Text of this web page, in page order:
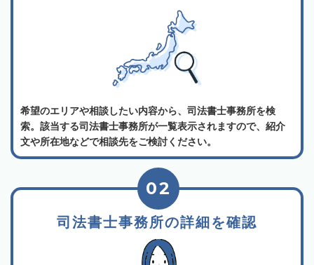
希望のエリアや相談したい内容から、司法書士事務所を検
索。該当する司法書士事務所が一覧表示されますので、紹介
文や所在地などで相談先をご検討ください。
司法書士事務所の詳細を確認
02